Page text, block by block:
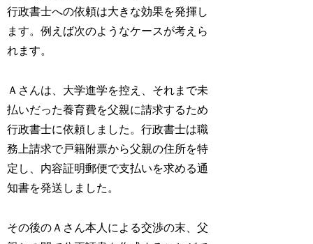
行政書士への依頼は大きな効果を発揮し
ます。例えば次のようなケースが考えら
れます。
Ａさんは、大学進学を控え、それまで未
払いだった養育費を父親に請求するため
行政書士に依頼しました。行政書士は職
務上請求で戸籍附票から父親の住所を特
定し、内容証明郵便で支払いを求める通
知書を発送しました。
その後のＡさん本人による交渉の末、父